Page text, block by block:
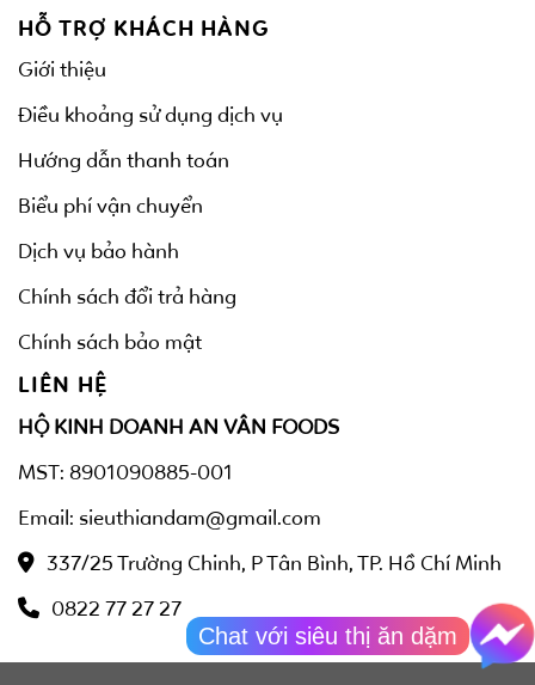
HỖ TRỢ KHÁCH HÀNG
Giới thiệu
Điều khoảng sử dụng dịch vụ
Hướng dẫn thanh toán
Biểu phí vận chuyển
Dịch vụ bảo hành
Chính sách đổi trả hàng
Chính sách bảo mật
LIÊN HỆ
HỘ KINH DOANH AN VÂN FOODS
MST: 8901090885-001
Email: sieuthiandam@gmail.com
337/25 Trường Chinh, P Tân Bình, TP. Hồ Chí Minh
0822 77 27 27
Chat với siêu thị ăn dặm